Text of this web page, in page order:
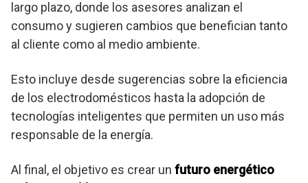
largo plazo, donde los asesores analizan el
consumo y sugieren cambios que benefician tanto
al cliente como al medio ambiente.
Esto incluye desde sugerencias sobre la eficiencia
de los electrodomésticos hasta la adopción de
tecnologías inteligentes que permiten un uso más
responsable de la energía.
Al final, el objetivo es crear un futuro energético